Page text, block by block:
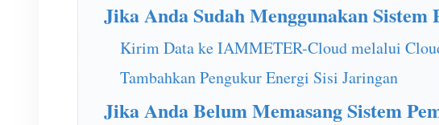
Jika Anda Sudah Menggunakan
Kirim Data ke IAMMETER-Cloud melalui
Tambahkan Pengukur Energi Sisi Jaringan
Jika Anda Belum Memasang Sistem